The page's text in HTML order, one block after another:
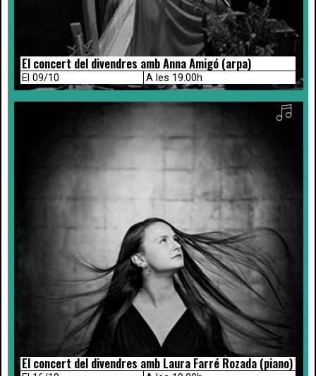
El concert del divendres amb Anna Amigó (arpa)
El 09/10 A les 19.00h
El concert del divendres amb Laura Farré Rozada (piano)